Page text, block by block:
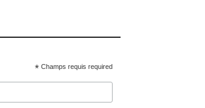
* Champs requis required